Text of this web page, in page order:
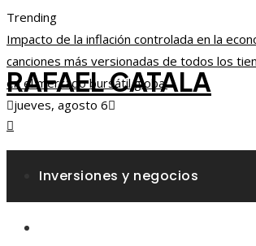
Trending
Impacto de la inflación controlada en la
canciones más versionadas de todos los
en el mercado bursátil global
jueves, agosto 6
RAFAEL CATALA
Inversiones y negocios